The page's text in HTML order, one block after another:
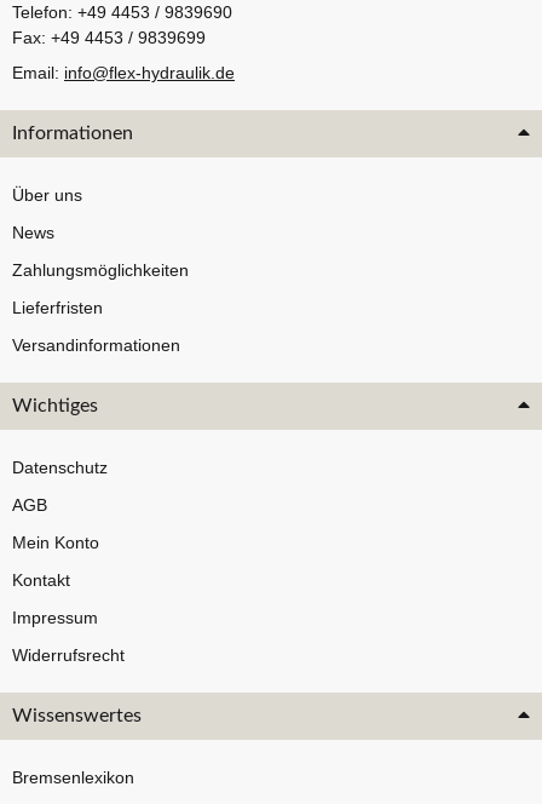
Telefon: +49 4453 / 9839690
Fax: +49 4453 / 9839699
Email: info@flex-hydraulik.de
Informationen
Über uns
News
Zahlungsmöglichkeiten
Lieferfristen
Versandinformationen
Wichtiges
Datenschutz
AGB
Mein Konto
Kontakt
Impressum
Widerrufsrecht
Wissenswertes
Bremsenlexikon